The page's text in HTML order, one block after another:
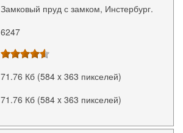
Замковый пруд с замком, Инстербург.
6247
71.76 Кб (584 x 363 пикселей)
71.76 Кб (584 x 363 пикселей)